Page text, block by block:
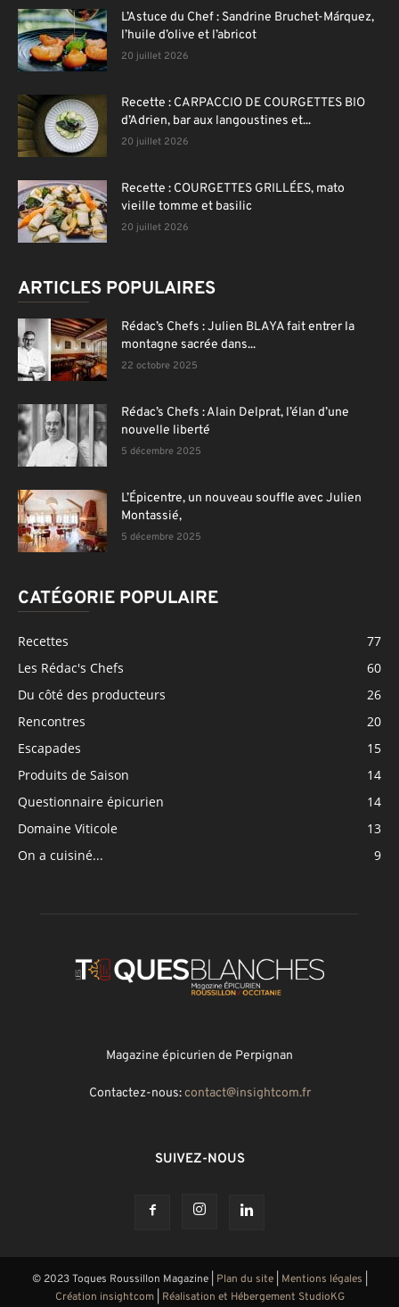
L’Astuce du Chef : Sandrine Bruchet-Márquez,
l’huile d’olive et l’abricot
20 juillet 2026
Recette : CARPACCIO DE COURGETTES BIO
d’Adrien, bar aux langoustines et...
20 juillet 2026
Recette : COURGETTES GRILLÉES, mato
vieille tomme et basilic
20 juillet 2026
ARTICLES POPULAIRES
Rédac’s Chefs : Julien BLAYA fait entrer la
montagne sacrée dans...
22 octobre 2025
Rédac’s Chefs : Alain Delprat, l’élan d’une
nouvelle liberté
5 décembre 2025
L’Épicentre, un nouveau souffle avec Julien
Montassié,
5 décembre 2025
CATÉGORIE POPULAIRE
Recettes
77
Les Rédac's Chefs
60
Du côté des producteurs
26
Rencontres
20
Escapades
15
Produits de Saison
14
Questionnaire épicurien
14
Domaine Viticole
13
On a cuisiné...
9
Magazine épicurien de Perpignan
Contactez-nous:contact@insightcom.fr
SUIVEZ-NOUS
© 2023 Toques Roussillon Magazine | Plan du site| Mentions légales
Création insightcom| Réalisation et Hébergement StudioKG